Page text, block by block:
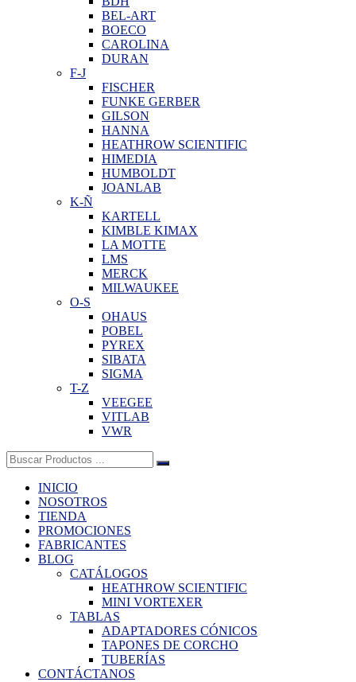
BEL-ART
BOECO
CAROLINA
DURAN
F-J
FISCHER
FUNKE GERBER
GILSON
HANNA
HEATHROW SCIENTIFIC
HIMEDIA
HUMBOLDT
JOANLAB
K-Ñ
KARTELL
KIMBLE KIMAX
LA MOTTE
LMS
MERCK
MILWAUKEE
O-S
OHAUS
POBEL
PYREX
SIBATA
SIGMA
T-Z
VEEGEE
VITLAB
VWR
Buscar:
INICIO
NOSOTROS
TIENDA
PROMOCIONES
FABRICANTES
BLOG
CATÁLOGOS
HEATHROW SCIENTIFIC
MINI VORTEXER
TABLAS
ADAPTADORES CÓNICOS
TAPONES DE CORCHO
TUBERÍAS
CONTÁCTANOS